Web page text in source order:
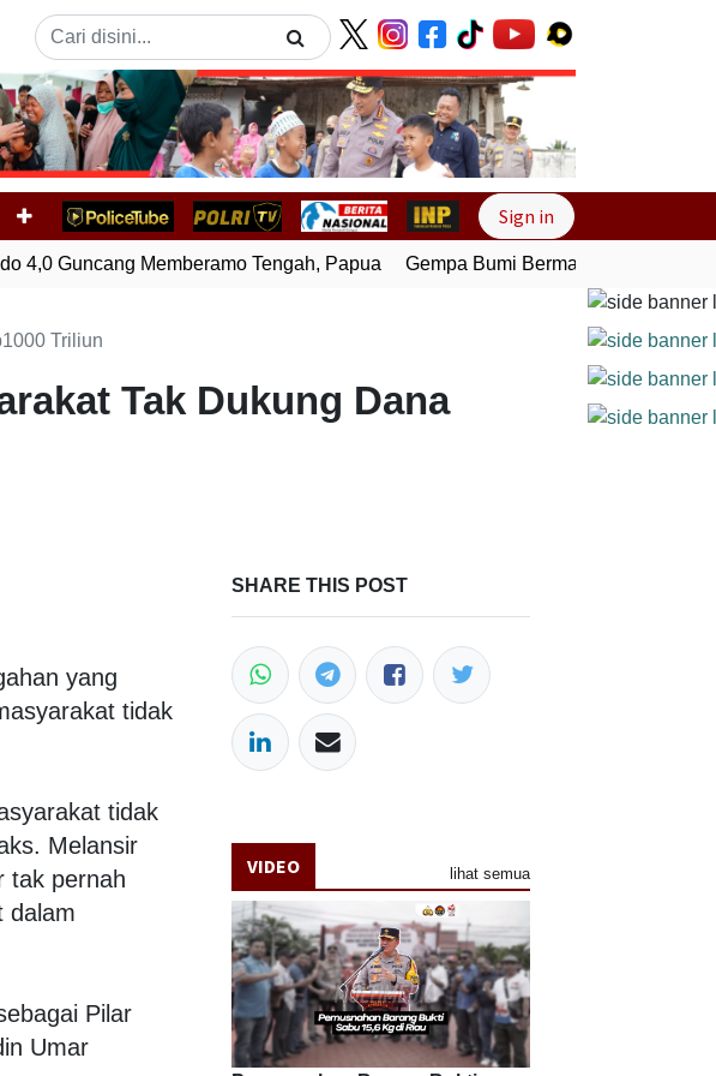
Next
Sign in
4,0 Guncang Memberamo Tengah, Papua Gempa Bumi Bermagnitudo 4,0
Triliun
Tak Dukung Dana
yang
tidak
tidak
Melansir
tak pernah
dalam
Pilar
Umar
SHARE THIS POST
VIDEO lihat semua